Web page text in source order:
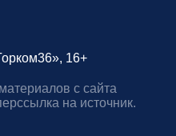
16+
с сайта
на источник.